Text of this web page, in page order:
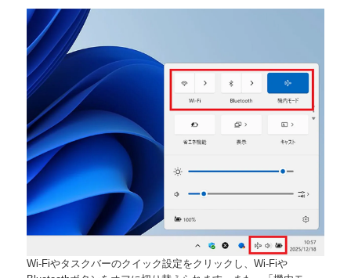
Wi-Fiやタスクバーのクイック設定をクリックし、Wi-Fiや